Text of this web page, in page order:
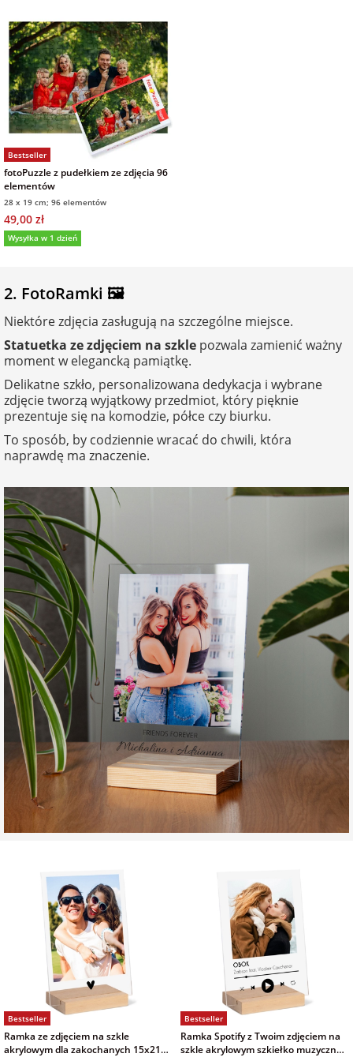
Bestseller
fotoPuzzle z pudełkiem ze zdjęcia 96
elementów
28 x 19 cm; 96 elementów
49,00 zł
Wysyłka w 1 dzień
2. FotoRamki 🖼️
Niektóre zdjęcia zasługują na szczególne miejsce.
Statuetka ze zdjęciem na szkle pozwala zamienić ważny
moment w elegancką pamiątkę.
Delikatne szkło, personalizowana dedykacja i wybrane
zdjęcie tworzą wyjątkowy przedmiot, który pięknie
prezentuje się na komodzie, półce czy biurku.
To sposób, by codziennie wracać do chwili, która
naprawdę ma znaczenie.
Bestseller
Ramka ze zdjęciem na szkle
akrylowym dla zakochanych 15x21
Bestseller
Ramka Spotify z Twoim zdjęciem na
szkle akrylowym szkiełko muzyczne